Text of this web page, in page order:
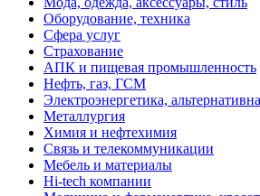
Оборудование, техника
Сфера услуг
Страхование
АПК и пищевая промышленность
Нефть, газ, ГСМ
Электроэнергетика,
Металлургия
Химия и нефтехимия
Связь и телекоммуникации
Мебель и материалы
Hi-tech компании